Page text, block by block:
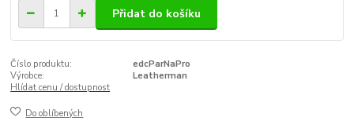
Přidat do košíku
Číslo produktu:
edcParNaPro
Výrobce:
Leatherman
Hlídat cenu / dostupnost
Do oblíbených